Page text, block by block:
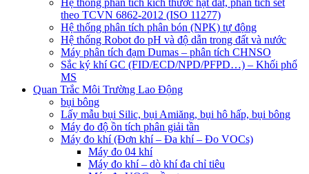
theo TCVN 6862-2012 (ISO 11277)
Hệ thống phân tích phân bón (NPK) tự động
Hệ thống Robot đo pH và độ dẫn trong đất và nước
Máy phân tích đạm Dumas – phân tích CHNSO
Sắc ký khí GC (FID/ECD/NPD/PFPD…) – Khối phổ
MS
Quan Trắc Môi Trường Lao Động
bụi bông
Lấy mẫu bụi Silic, bụi Amiăng, bụi hô hấp, bụi bông
Máy đo độ ồn tích phân giải tần
Máy đo khí (Đơn khí – Đa khí – Đo VOCs)
Máy đo 04 khí
Máy đo khí – dò khí đa chỉ tiêu